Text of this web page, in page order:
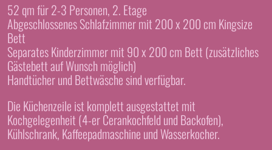
52 qm für 2-3 Personen, 2. Etage
Abgeschlossenes Schlafzimmer mit 200 x 200 cm Kingsize
Bett
Separates Kinderzimmer mit 90 x 200 cm Bett (zusätzliches
Gästebett auf Wunsch möglich)
Handtücher und Bettwäsche sind verfügbar.
Die Küchenzeile ist komplett ausgestattet mit
Kochgelegenheit (4-er Cerankochfeld und Backofen),
Kühlschrank, Kaffeepadmaschine und Wasserkocher.